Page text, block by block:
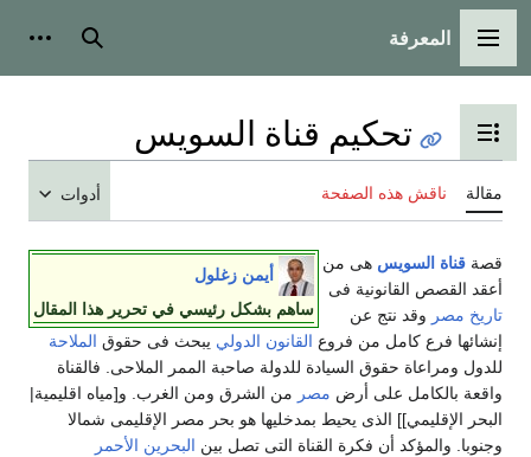
القائمة الرئيسية
المعرفة بحث
تبديل عرض جدول المحتويات
تحكيم قناة السويس
ناقش هذه الصفحة أدوات
أيمن زغلول
ساهم بشكل رئيسي في تحرير هذا المقال
قناة السويسهى من
القصص القانونية فى
مصروقد نتج عن
فرع كامل من فروعالقانون الدولييبحث فى حقوقالملاحة
ومراعاة حقوق السيادة للدولة صاحبة الممر الملاحى. فالقناة
بالكامل على أرضمصرمن الشرق ومن الغرب. و[مياه اقليمية|
الإقليمي]] الذى يحيط بمدخليها هو بحر مصر الإقليمى شمالا
والمؤكد أن فكرة القناة التى تصل بين البحرين الأحمر